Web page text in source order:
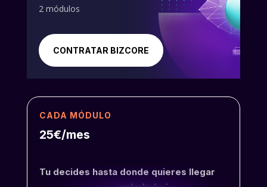
2 módulos
CONTRATAR BIZCORE
CADA MÓDULO
25€/mes
Tu decides hasta donde quieres llegar